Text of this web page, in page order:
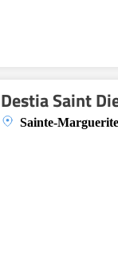
Destia Saint
Sainte-